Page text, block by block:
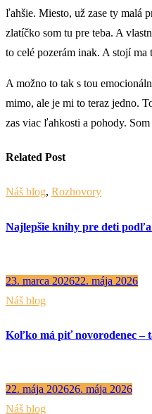
ľahšie. Miesto, už zase ty malá
zlatíčko som tu pre teba. A
to celé pozerám inak. A stojí ma
A možno to tak s tou
mimo, ale je mi to teraz jedno.
zas viac ľahkosti a pohody.
Related Post
Náš blog, Rozhovory
Najlepšie knihy pre deti
23. marca 202622. mája 2026
Náš blog
Koľko má piť novorodenec –
22. mája 202626. mája 2026
Náš blog